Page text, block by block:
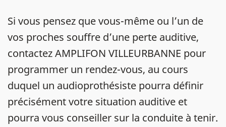
Si vous pensez que vous-même ou l’un de
vos proches souffre d’une perte auditive,
contactez AMPLIFON VILLEURBANNE pour
programmer un rendez-vous, au cours
duquel un audioprothésiste pourra définir
précisément votre situation auditive et
pourra vous conseiller sur la conduite à tenir.